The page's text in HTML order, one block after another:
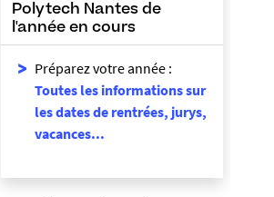
Polytech Nantes de
l'année en cours
Préparez votre année :
Toutes les informations sur
les dates de rentrées, jurys,
vacances...